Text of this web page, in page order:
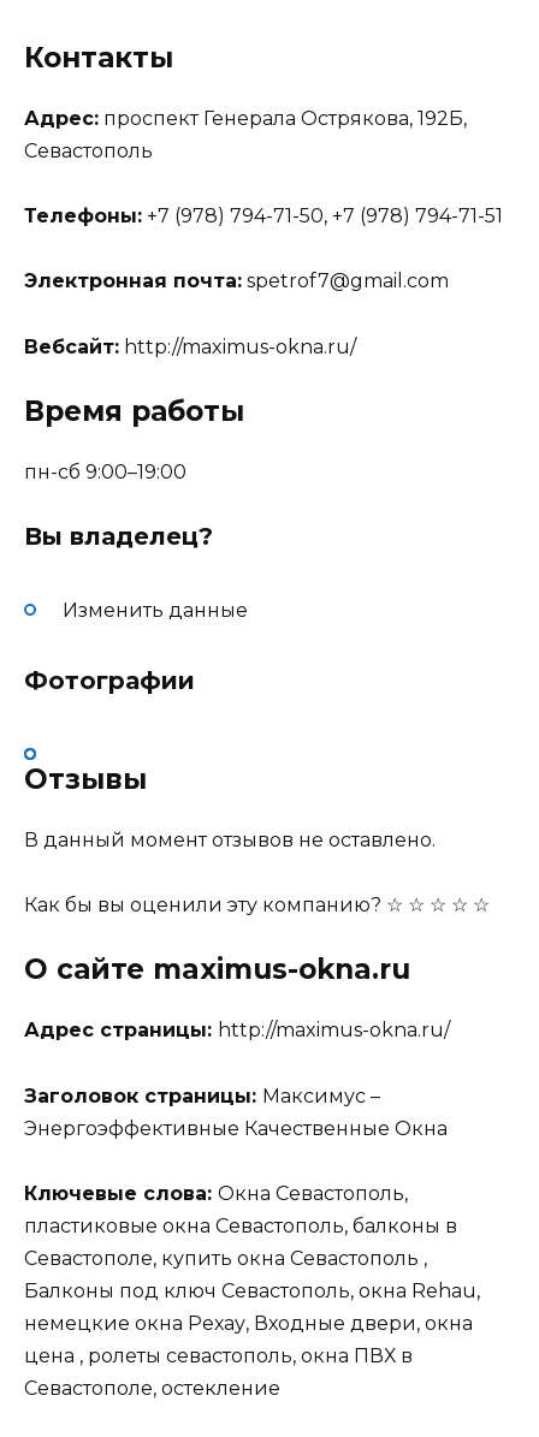
Контакты
Адрес: проспект Генерала Острякова, 192Б,
Севастополь
Телефоны: +7 (978) 794-71-50, +7 (978) 794-71-51
Электронная почта: spetrof7@gmail.com
Вебсайт: http://maximus-okna.ru/
Время работы
пн-сб 9:00–19:00
Вы владелец?
Изменить данные
Фотографии
Отзывы
В данный момент отзывов не оставлено.
Как бы вы оценили эту компанию? ☆ ☆ ☆ ☆ ☆
О сайте maximus-okna.ru
Адрес страницы: http://maximus-okna.ru/
Заголовок страницы: Максимус –
Энергоэффективные Качественные Окна
Ключевые слова: Окна Севастополь,
пластиковые окна Севастополь, балконы в
Севастополе, купить окна Севастополь ,
Балконы под ключ Севастополь, окна Rehau,
немецкие окна Рехау, Входные двери, окна
цена , ролеты севастополь, окна ПВХ в
Севастополе, остекление